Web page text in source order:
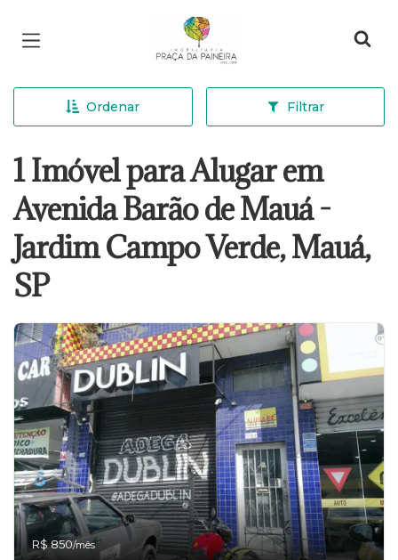
Página inicial
Ordenar Filtrar
1 Imóvel para Alugar em
Avenida Barão de Mauá -
Jardim Campo Verde, Mauá,
SP
R$ 850/mês